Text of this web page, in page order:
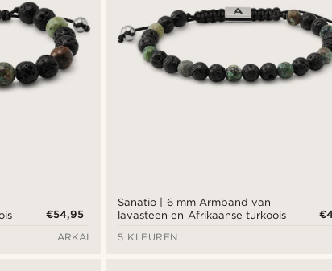
€54,95
ARKAI
Sanatio | 6 mm Armband van
lavasteen en Afrikaanse turkoois
5 KLEUREN